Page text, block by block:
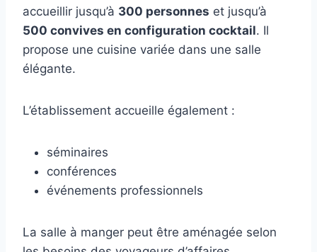
accueillir jusqu’à 300 personnes et jusqu’à
500 convives en configuration cocktail. Il
propose une cuisine variée dans une salle
élégante.
L’établissement accueille également :
séminaires
conférences
événements professionnels
La salle à manger peut être aménagée selon